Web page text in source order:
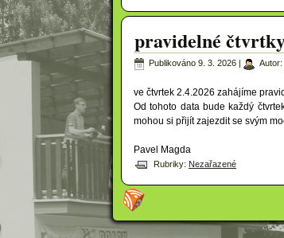
pravidelné
Publikováno 9. 3. 2026 Autor:
ve čtvrtek 2.4.2026 zahájíme
Od tohoto data bude každý
mohou si přijít zajezdit se svým
Pavel Magda
Rubriky: Nezařazené